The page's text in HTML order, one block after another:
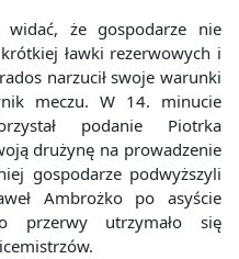
widać, że gospodarze nie
ławki rezerwowych i
narzucił swoje warunki
meczu. W 14. minucie
podanie Piotrka
drużynę na prowadzenie
gospodarze podwyższyli
Ambrożko po asyście
przerwy utrzymało się